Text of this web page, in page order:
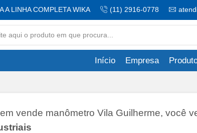
A LINHA COMPLETA WIKA (11) 2916-0778
Início Empresa
vende manômetro Vila Guilherme, você